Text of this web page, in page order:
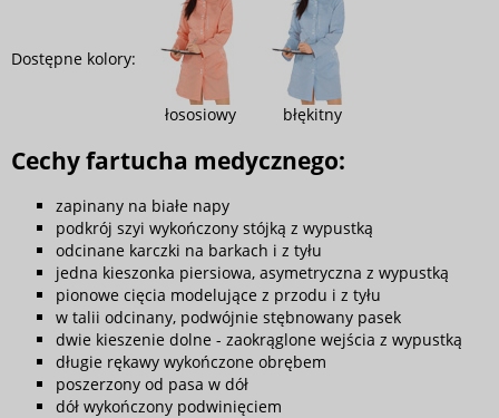
Dostępne kolory:
łososiowy błękitny
Cechy fartucha medycznego:
zapinany na białe napy
podkrój szyi wykończony stójką z wypustką
odcinane karczki na barkach i z tyłu
jedna kieszonka piersiowa, asymetryczna z wypustką
pionowe cięcia modelujące z przodu i z tyłu
w talii odcinany, podwójnie stębnowany pasek
dwie kieszenie dolne - zaokrąglone wejścia z wypustką
długie rękawy wykończone obrębem
poszerzony od pasa w dół
dół wykończony podwinięciem